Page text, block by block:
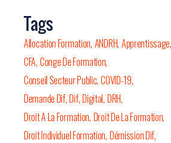
Tags
Allocation Formation ANDRH Apprentissage
CFA Conge De Formation
Conseil Secteur Public COVID-19
Demande Dif Dif Digital DRH
Droit A La Formation Droit De La Formation
Droit Individuel Formation Démission Dif